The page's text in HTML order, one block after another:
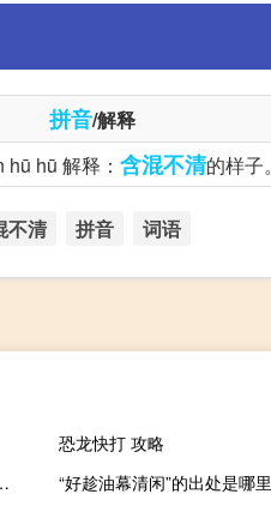
拼音/解释
hū 解释： 含混不清的样子。
不清 拼音 词语
恐龙快打 攻略
和还未觉醒的黑是什么意思什么梗
“好趁油幕清闲”的出处是哪里